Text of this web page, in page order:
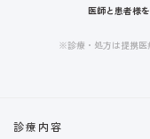
医師と患者様
※診療・処方は提携医
診療内容